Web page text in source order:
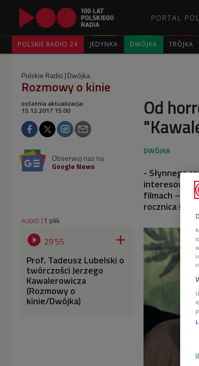
PORTAL
POLSKIE RADIO 24 JEDYNKA DWÓJKA TRÓJKA
Polskie Radio Dwójka
Rozmowy o kinie
Od
ostatnia aktualizacja:
15.12.2017 15:00
Obserwuj nas na
Google News
- Słynnego
filmach –
rocznica
AUDIO 1 plik
 29'55 
Prof. Tadeusz Lubelski o
twórczości Jerzego
Kawalerowicza
(Rozmowy o
kinie/Dwójka)